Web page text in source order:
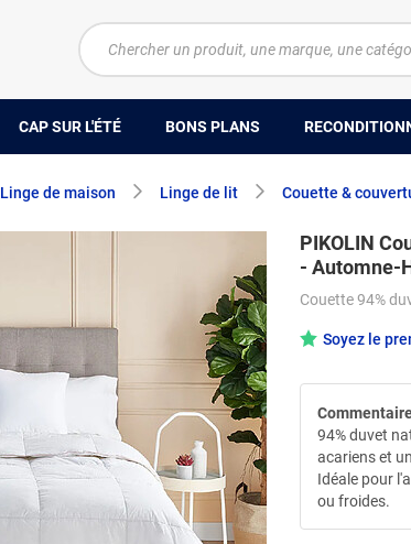
CAP SUR L'ÉTÉ BONS PLANS
Linge de maison Linge de lit Couette &
PIKOLIN
- Automne-
Couette 94%
Soyez le
94% duvet
acariens et
Idéale pour
ou froides.